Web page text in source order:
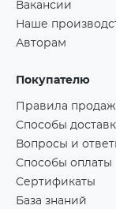
Вакансии
Наше
Авторам
Покупателю
Правила
Способы
Вопросы и
Способы оплаты
Сертификаты
База знаний